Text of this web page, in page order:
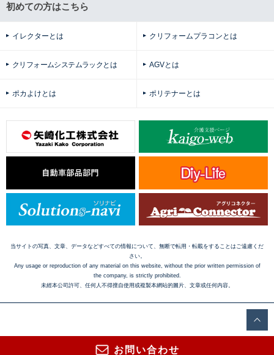
お問い合わせ
初めての方はこちら
イレクターとは クリフォームプラコンとは
クリフォームシステムラックとは AGVとは
ポカよけとは ポリテナーとは
当サイトの写真、文章、データなどすべての情報について、無断で転用・転載をすることはご遠慮くだ
さい。
Any usage or reproduction of any material on this website, without the prior written permission of
the company, is strictly prohibited.
未經本公司許可、任何人不得擅自使用或複製本網站的圖片、文章或任何内容。
Copyright © 2016 Yazaki Kako Corporation. All Rights Reserved